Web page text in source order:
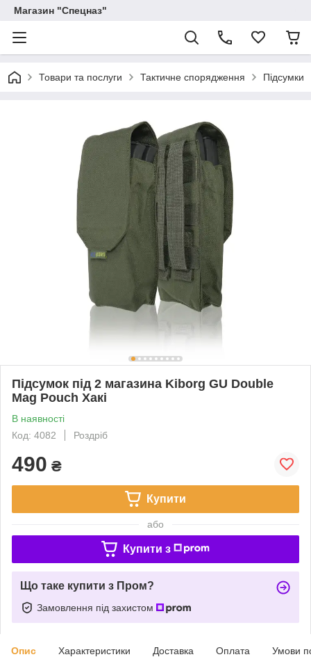
Магазин "Спецназ"
Товари та послуги Тактичне спорядження Підсумки
Підсумок під 2 магазина Kiborg GU Double
Mag Pouch Хакі
В наявності
Код: 4082
Роздріб
490 ₴
Купити
або
Купити з
Що таке купити з Пром?
Замовлення під захистом
Опис Характеристики Доставка Оплата Умови